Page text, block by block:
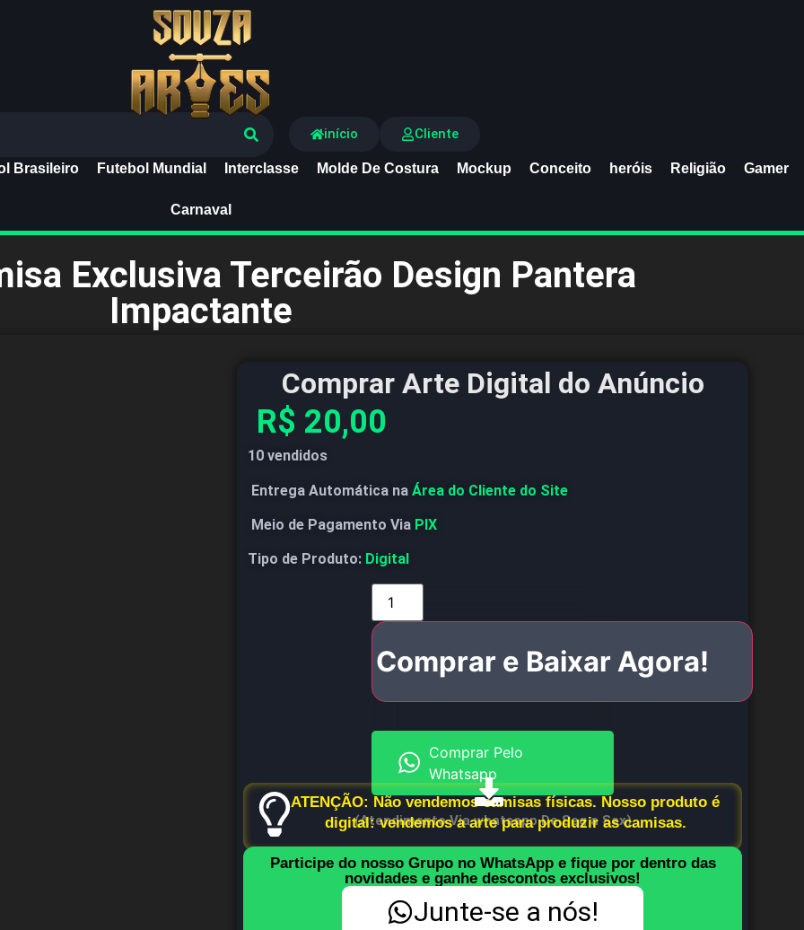
Brasileiro Futebol Mundial Interclasse Molde De Costura Mockup Conceito heróis Religião Gamer
Carnaval
início Cliente
Exclusiva Terceirão Design Pantera
Impactante
Comprar Arte Digital do Anúncio
R$ 20,00
10 vendidos
Entrega Automática na Área do Cliente do Site
Meio de Pagamento Via PIX
Tipo de Produto: Digital
Comprar e Baixar Agora!
Comprar Pelo
Whatsapp
(Atendimento Via whatsapp De Seg a Sex)
ATENÇÃO: Não vendemos camisas físicas. Nosso produto é
digital: vendemos a arte para produzir as camisas.
Participe do nosso Grupo no WhatsApp e fique por dentro das
novidades e ganhe descontos exclusivos!
Junte-se a nós!